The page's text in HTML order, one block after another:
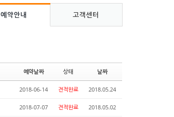
예약안내 고객센터
예약날짜 상태 날짜
2018-06-14 견적완료 2018.05.24
2018-07-07 견적완료 2018.05.02